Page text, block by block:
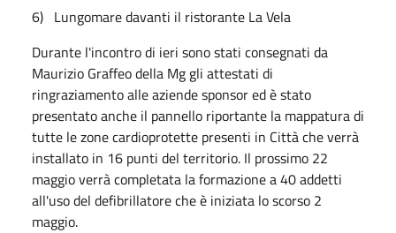
6) Lungomare davanti il ristorante La Vela
Durante l'incontro di ieri sono stati consegnati da
Maurizio Graffeo della Mg gli attestati di
ringraziamento alle aziende sponsor ed è stato
presentato anche il pannello riportante la mappatura di
tutte le zone cardioprotette presenti in Città che verrà
installato in 16 punti del territorio. Il prossimo 22
maggio verrà completata la formazione a 40 addetti
all'uso del defibrillatore che è iniziata lo scorso 2
maggio.